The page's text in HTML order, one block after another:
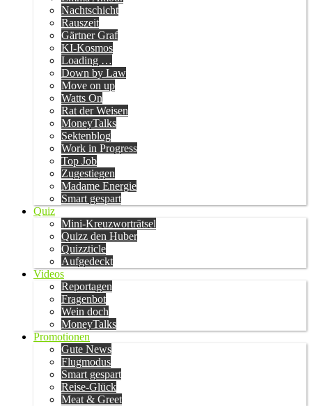
Nachtschicht
Rauszeit
Gärtner Graf
KI-Kosmos
Loading …
Down by Law
Move on up
Watts On
Rat der Weisen
MoneyTalks
Sektenblog
Work in Progress
Top Job
Zugestiegen
Madame Energie
Smart gespart
Quiz
Mini-Kreuzworträtsel
Quizz den Huber
Quizzticle
Aufgedeckt
Videos
Reportagen
Fragenbot
Wein doch
MoneyTalks
Promotionen
Gute News
Flugmodus
Smart gespart
Reise-Glück
Meat & Greet